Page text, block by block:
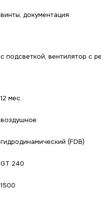
винты, документация
с подсветкой, вентилятор с
12 мес.
воздушное
гидродинамический (FDB)
GT 240
1500